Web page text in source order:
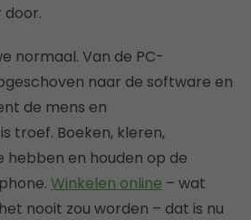
normaal. Van de PC-
naar de software en
de mens en
troef. Boeken, kleren,
hebben en houden op de
Winkelen online – wat
nooit zou worden – dat is nu